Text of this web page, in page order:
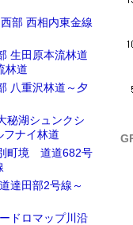
部 西相内東金線
生田原本流林道
林道
八重沢林道～夕
秘湖シュンクシ
フナイ林道
町境 道道682号
達田部2号線～
ドロマップ川沿